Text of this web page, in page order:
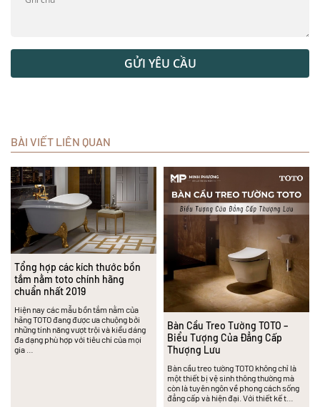
GỬI YÊU CẦU
BÀI VIẾT LIÊN QUAN
Tổng hợp các kích thước bồn
tắm nằm toto chính hãng
chuẩn nhất 2019
Hiện nay các mẫu bồn tắm nằm của
hãng TOTO đang được ưa chuộng bởi
những tính năng vượt trội và kiểu dáng
đa dạng phù hợp với tiêu chí của mọi
gia …
Bàn Cầu Treo Tường TOTO –
Biểu Tượng Của Đẳng Cấp
Thượng Lưu
Bàn cầu treo tường TOTO không chỉ là
một thiết bị vệ sinh thông thường mà
còn là tuyên ngôn về phong cách sống
đẳng cấp và hiện đại. Với thiết kế t…